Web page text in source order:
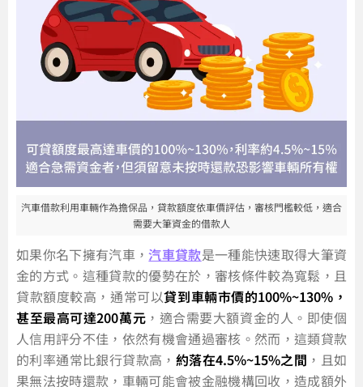
汽車借款利用車輛作為擔保品，貸款額度依車價評估，審核門檻較低，適合
需要大筆資金的借款人
如果你名下擁有汽車，汽車貸款是一種能快速取得大筆資
金的方式。這種貸款的優勢在於，審核條件較為寬鬆，且
貸款額度較高，通常可以貸到車輛市價的100%~130%，
甚至最高可達200萬元 ，適合需要大額資金的人。即使個
人信用評分不佳，依然有機會通過審核。然而，這類貸款
的利率通常比銀行貸款高， 約落在4.5%~15%之間 ，且如
果無法按時還款，車輛可能會被金融機構回收，造成額外